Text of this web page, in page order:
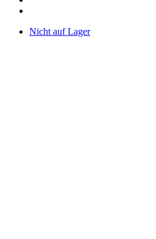
Nicht auf Lager